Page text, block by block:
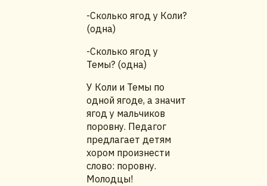
-Сколько ягод у Коли?
(одна)
-Сколько ягод у
Темы? (одна)
У Коли и Темы по
одной ягоде, а значит
ягод у мальчиков
поровну. Педагог
предлагает детям
хором произнести
слово: поровну.
Молодцы!